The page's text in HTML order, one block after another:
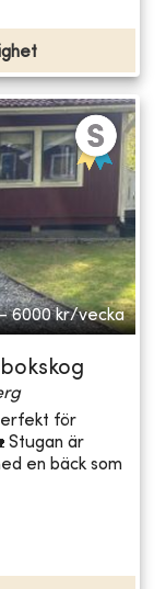
6000 kr/vecka
för
Stugan är
en bäck som